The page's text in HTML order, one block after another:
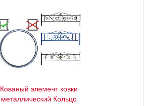
Кованый элемент ковки
металлический Кольцо